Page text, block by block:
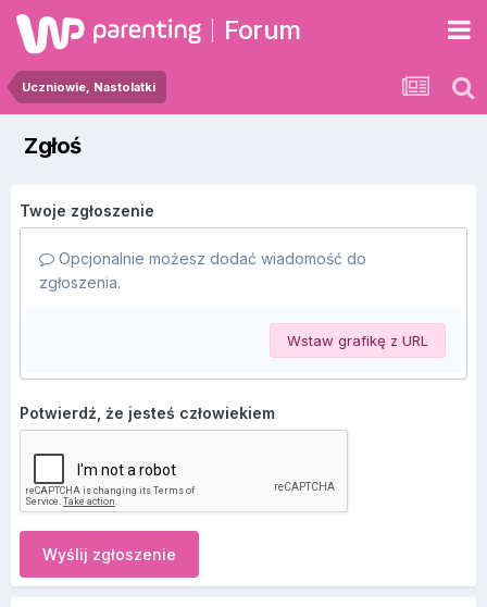
Forum
Uczniowie, Nastolatki
Zgłoś
Twoje zgłoszenie
Opcjonalnie możesz dodać wiadomość do
zgłoszenia.
Wstaw grafikę z URL
Potwierdź, że jesteś człowiekiem
Wyślij zgłoszenie